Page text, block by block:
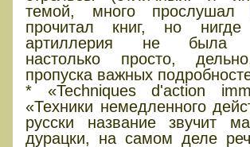
темой, много прослушал
прочитал книг, но
артиллерия не была
настолько просто,
пропуска важных
* «Techniques d'action
«Техники немедленного
русски название звучит
дурацки, на самом деле